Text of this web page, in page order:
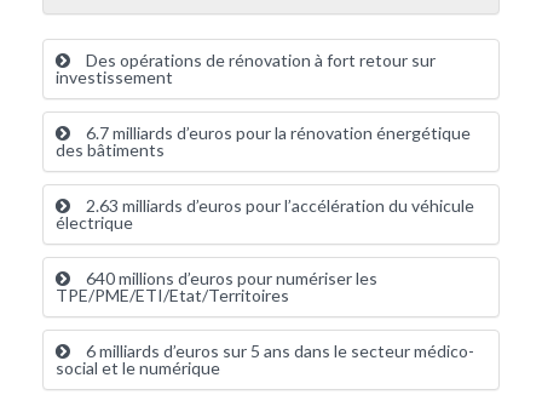
Des opérations de rénovation à fort retour sur
investissement
6.7 milliards d’euros pour la rénovation énergétique
des bâtiments
2.63 milliards d’euros pour l’accélération du véhicule
électrique
640 millions d’euros pour numériser les
TPE/PME/ETI/Etat/Territoires
6 milliards d’euros sur 5 ans dans le secteur médico-
social et le numérique